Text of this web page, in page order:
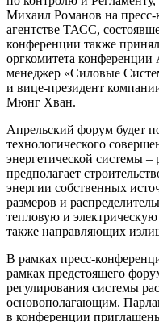
Михаил Романов на
агентстве ТАСС,
конференции также
оргкомитета
менеджер «Силовые
и вице-президент
Мюнг Хван.
Апрельский форум будет
технологического
энергетической системы –
предполагает
энергии собственных
размеров и
тепловую и
также направляющих
В рамках пресс-
рамках предстоящего
регулирования системы
основополагающим.
в конференции